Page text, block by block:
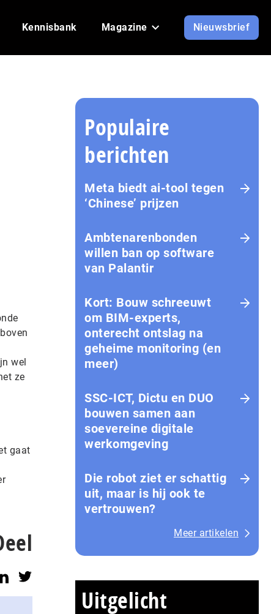
Kennisbank Magazine Nieuwsbrief
wel
ze
gaat
Populaire
berichten
Meta biedt ai-tool tegen
‘Chinese’ prijzen
Ambtenarenbonden
willen ban op software
van Palantir
Kort: Bouw schreeuwt
om BIM-experts,
onterecht ontslag na
geheime monitoring (en
meer)
SSC-ICT, Dictu en DUO
bouwen samen aan
soevereine digitale
werkomgeving
Die robot ziet er schattig
uit, maar is hij ook te
vertrouwen?
Meer artikelen
Uitgelicht